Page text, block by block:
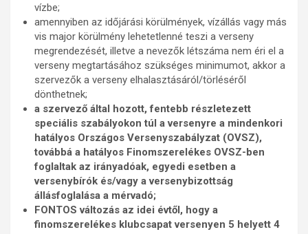
vízbe;
amennyiben az időjárási körülmények, vízállás vagy más
vis major körülmény lehetetlenné teszi a verseny
megrendezését, illetve a nevezők létszáma nem éri el a
verseny megtartásához szükséges minimumot, akkor a
szervezők a verseny elhalasztásáról/törléséről
dönthetnek;
a szervező által hozott, fentebb részletezett
speciális szabályokon túl a versenyre a mindenkori
hatályos Országos Versenyszabályzat (OVSZ),
továbbá a hatályos Finomszerelékes OVSZ-ben
foglaltak az irányadóak, egyedi esetben a
versenybírók és/vagy a versenybizottság
állásfoglalása a mérvadó;
FONTOS változás az idei évtől, hogy a
finomszerelékes klubcsapat versenyen 5 helyett 4